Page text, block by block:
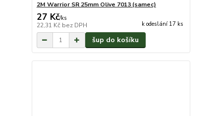
2M Warrior SR 25mm Olive 7013 (samec)
27 Kč/ks
22,31 Kč bez DPH k odeslání 17 ks
šup do košíku